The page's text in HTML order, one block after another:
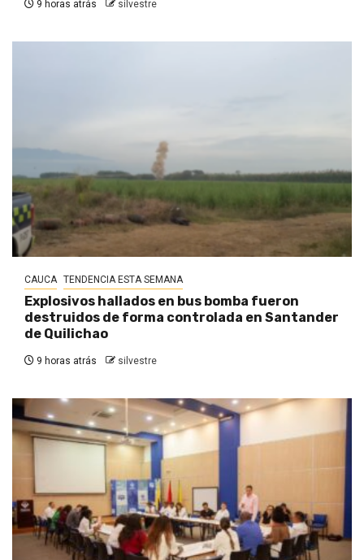
9 horas atrás silvestre
CAUCA TENDENCIA ESTA SEMANA
Explosivos hallados en bus bomba fueron
destruidos de forma controlada en Santander
de Quilichao
9 horas atrás silvestre